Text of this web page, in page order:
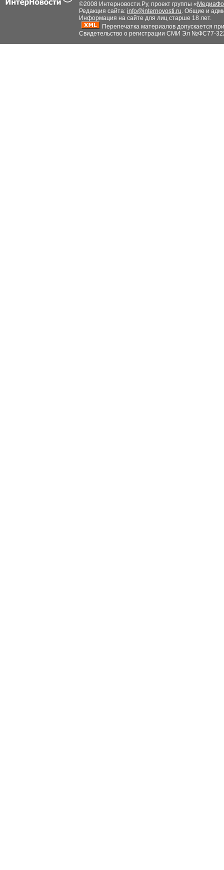
©2008 Интерновости.Ру, проект группы «
Редакция сайта: info@internovosti.ru. Общие и
Информация на сайте для лиц старше 18 лет.
Перепечатка материалов допускается
Свидетельство о регистрации СМИ Эл №ФС77-